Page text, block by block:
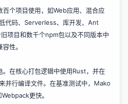
个项目使用，如Web应用、混合应
代码、Serverless、库开发、Ant
项目和数千个npm包以及不同版本中
性。
在核心打包逻辑中使用Rust，并在
并行编译文件。在基准测试中，Mako
更快。